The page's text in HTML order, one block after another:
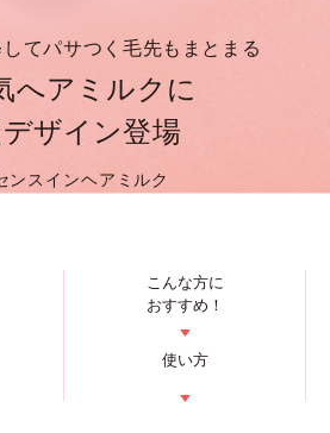
てパサつく毛先もまとまる
へアミルクに
ザイン登場
ンスインヘアミルク
こんな方に
おすすめ！
▼
使い方
▼